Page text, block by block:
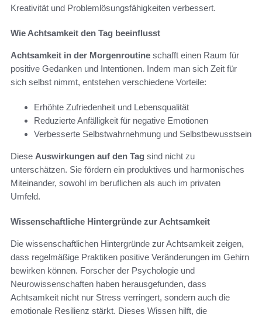
Kreativität und Problemlösungsfähigkeiten verbessert.
Wie Achtsamkeit den Tag beeinflusst
Achtsamkeit in der Morgenroutine schafft einen Raum für
positive Gedanken und Intentionen. Indem man sich Zeit für
sich selbst nimmt, entstehen verschiedene Vorteile:
Erhöhte Zufriedenheit und Lebensqualität
Reduzierte Anfälligkeit für negative Emotionen
Verbesserte Selbstwahrnehmung und Selbstbewusstsein
Diese Auswirkungen auf den Tag sind nicht zu
unterschätzen. Sie fördern ein produktives und harmonisches
Miteinander, sowohl im beruflichen als auch im privaten
Umfeld.
Wissenschaftliche Hintergründe zur Achtsamkeit
Die wissenschaftlichen Hintergründe zur Achtsamkeit zeigen,
dass regelmäßige Praktiken positive Veränderungen im Gehirn
bewirken können. Forscher der Psychologie und
Neurowissenschaften haben herausgefunden, dass
Achtsamkeit nicht nur Stress verringert, sondern auch die
emotionale Resilienz stärkt. Dieses Wissen hilft, die